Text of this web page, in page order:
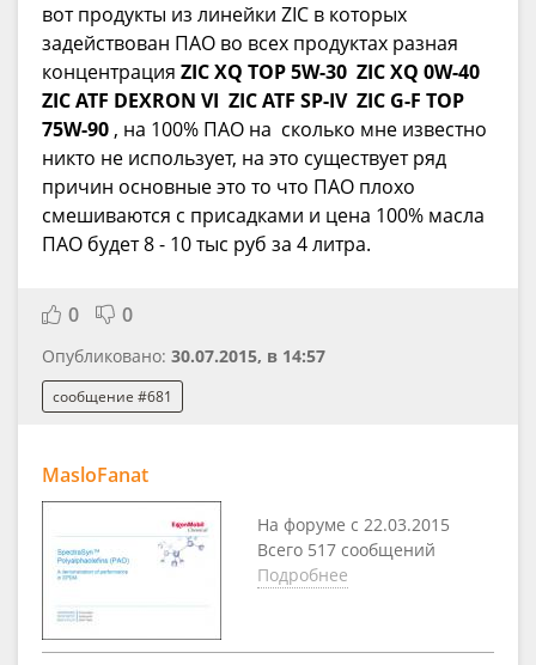
вот продукты из линейки ZIC в которых
задействован ПАО во всех продуктах разная
концентрация ZIC XQ TOP 5W-30 ZIC XQ 0W-40
ZIC ATF DEXRON VI ZIC ATF SP-IV ZIC G-F TOP
75W-90 , на 100% ПАО на сколько мне известно
никто не использует, на это существует ряд
причин основные это то что ПАО плохо
смешиваются с присадками и цена 100% масла
ПАО будет 8 - 10 тыс руб за 4 литра.
0 0
Опубликовано: 30.07.2015, в 14:57
сообщение #681
MasloFanat
На форуме с 22.03.2015
Всего 517 сообщений
Подробнее